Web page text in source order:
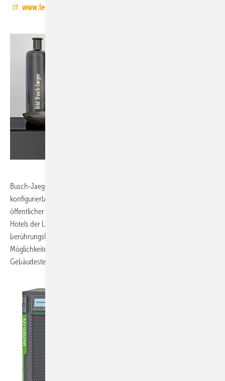
www.legrand.de
Busch-Jaeger, 8.0-G50:
konfigurierbares Bedienelement für das Gebäudemanagement
öffentlicher Gebäude, im anspruchsvollen Wohnungsbau und in
Hotels der Luxusklasse. Die kapazitive KNX-Glas-Sensorik reagiert
berührungslos. Das System bietet laut Anbieter nahezu unbegrenzte
Möglichkeiten für eine intelligente Vernetzung und
Gebäudesteuerung.